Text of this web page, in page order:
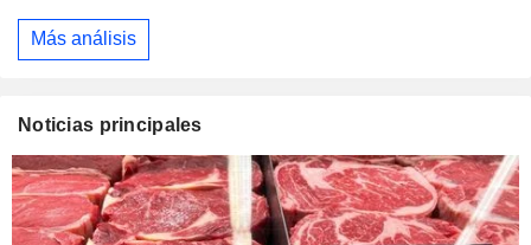
Más análisis
Noticias principales